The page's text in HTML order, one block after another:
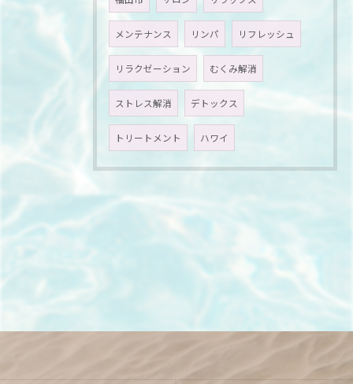
メンテナンス リンパ リフレッシュ
リラクゼーション むくみ解消
ストレス解消 デトックス
トリートメント ハワイ